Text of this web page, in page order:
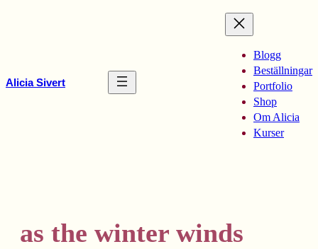
Alicia Sivert
Blogg
Beställningar
Portfolio
Shop
Om Alicia
Kurser
as the winter winds